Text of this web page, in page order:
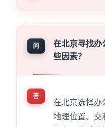
问
在北京寻找办
些因素？
答
在北京选择办
地理位置、交